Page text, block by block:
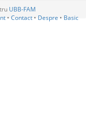
UBB-FAM
• Contact • Despre • Basic